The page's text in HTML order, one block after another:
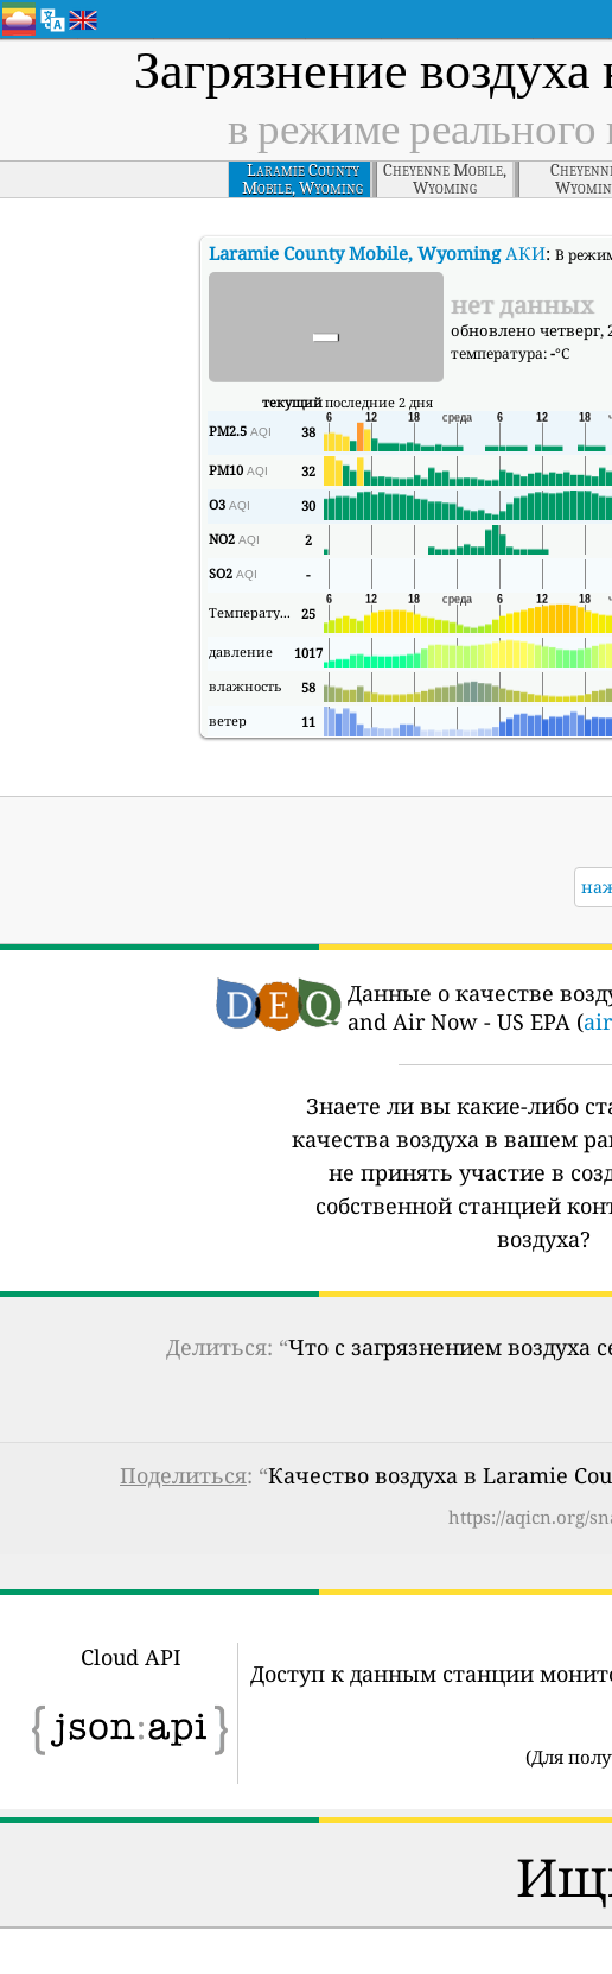
Загрязнение воздуха
в режиме
Laramie County
Mobile, Wyoming
Cheyenne Mobile,
Wyoming
Laramie County Mobile, WyomingАКИ: В
- нет данных
обновлено четверг,
температура:-°C
текущийпоследние 2 дня
PM2.5 AQI 38
PM10 AQI 32
O3 AQI 30
NO2 AQI 2
SO2 AQI -
Температура 25
давление 1017
влажность
58
ветер
11
Данные о качестве
and Air Now - US EPA (
Знаете ли вы какие-либо
качества воздуха в вашем
не принять участие в
собственной станцией
воздуха?
Делиться: “Что с загрязнением воздуха
Поделиться: “Качество воздуха в Laramie
https://aqicn.org/
Cloud API
Доступ к данным станции
(Для